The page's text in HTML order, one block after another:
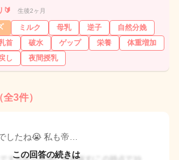
🔰 生後2ヶ月
ミルク 母乳 逆子
自然分娩
首 破水 ゲップ 栄養
体重増加
し 夜間授乳
全3件）
したね😭 私も帝…
この回答の続きは